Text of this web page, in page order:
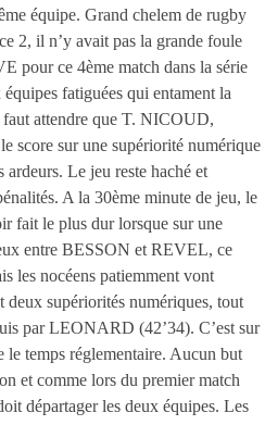
équipe. Grand chelem de rugby
2, il n’y avait pas la grande foule
pour ce 4ème match dans la série
fatiguées qui entament la
attendre que T. NICOUD,
score sur une supériorité numérique
Le jeu reste haché et
A la 30ème minute de jeu, le
le plus dur lorsque sur une
entre BESSON et REVEL, ce
les nocéens patiemment vont
supériorités numériques, tout
par LEONARD (42’34). C’est sur
le temps réglementaire. Aucun but
et comme lors du premier match
départager les deux équipes. Les